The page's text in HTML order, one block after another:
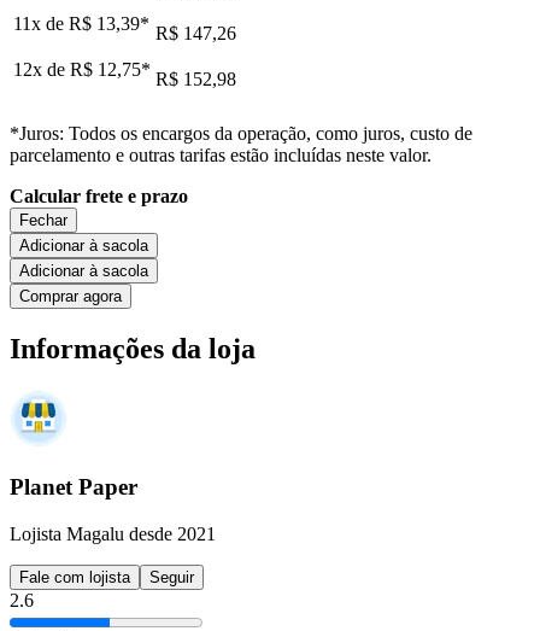
11x de R$ 13,39* R$ 147,26
12x de R$ 12,75* R$ 152,98
*Juros: Todos os encargos da operação, como juros, custo de
parcelamento e outras tarifas estão incluídas neste valor.
Calcular frete e prazo
Fechar
Adicionar à sacola
Adicionar à sacola
Comprar agora
Informações da loja
Planet Paper
Lojista Magalu desde 2021
Fale com lojista Seguir
2.6